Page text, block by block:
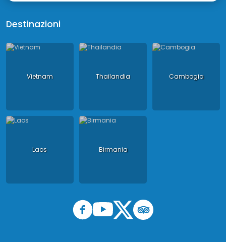
Destinazioni
Vietnam Thailandia Cambogia
Laos Birmania